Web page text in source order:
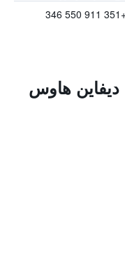
+351
ديفاين هاوس